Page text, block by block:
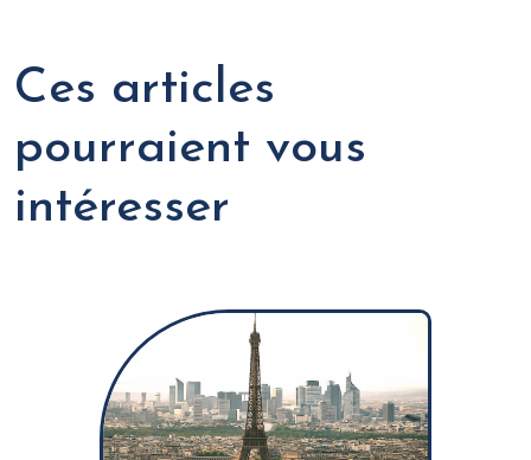
Ces articles
pourraient vous
intéresser